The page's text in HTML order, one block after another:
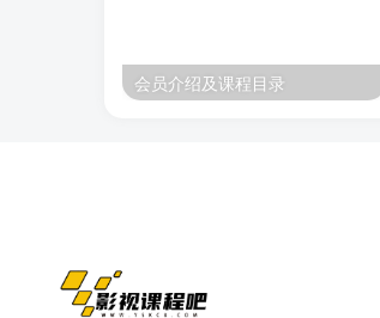
会员介绍及课程目录